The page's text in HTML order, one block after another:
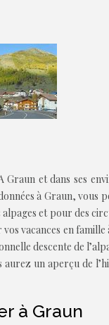
et dans ses
à Graun,
et pour des
vacances en
descente de
un aperçu de
à Graun